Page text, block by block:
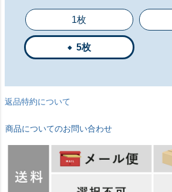
1枚
5枚
返品特約について
商品についてのお問い合わせ